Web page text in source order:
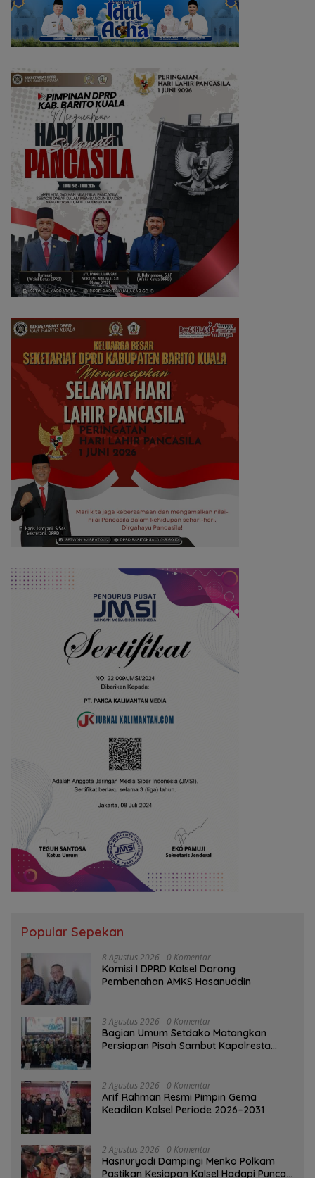
Popular Sepekan
8 Agustus 2026 0 Komentar
Komisi I DPRD Kalsel Dorong
Pembenahan AMKS Hasanuddin
3 Agustus 2026 0 Komentar
Bagian Umum Setdako Matangkan
Persiapan Pisah Sambut Kapolresta
2 Agustus 2026 0 Komentar
Arif Rahman Resmi Pimpin Gema
Keadilan Kalsel Periode 2026–2031
2 Agustus 2026 0 Komentar
Hasnuryadi Dampingi Menko Polkam
Pastikan Kesiapan Kalsel Hadapi Puncak